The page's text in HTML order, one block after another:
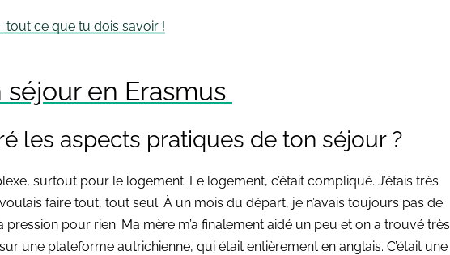
tout ce que tu dois savoir !
en Erasmus
les aspects pratiques de ton séjour ?
surtout pour le logement. Le logement, c’était compliqué. J’étais très
faire tout, tout seul. À un mois du départ, je n’avais toujours pas de
pression pour rien. Ma mère m’a finalement aidé un peu et on a trouvé très
une plateforme autrichienne, qui était entièrement en anglais. C’était une